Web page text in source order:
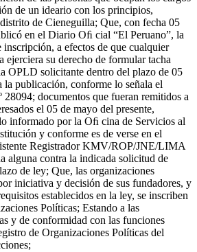
de un ideario con los principios,
de Cieneguilla; Que, con fecha 05
en el Diario Oﬁ cial “El Peruano”, la
inscripción, a efectos de que cualquier
ejerciera su derecho de formular tacha
OPLD solicitante dentro del plazo de 05
la publicación, conforme lo señala el
28094; documentos que fueran remitidos a
el 05 de mayo del presente,
informado por la Oﬁ cina de Servicios al
y conforme es de verse en el
Registrador KMV/ROP/JNE/LIMA
alguna contra la indicada solicitud de
de ley; Que, las organizaciones
iniciativa y decisión de sus fundadores, y
establecidos en la ley, se inscriben
Políticas; Estando a las
y de conformidad con las funciones
de Organizaciones Políticas del